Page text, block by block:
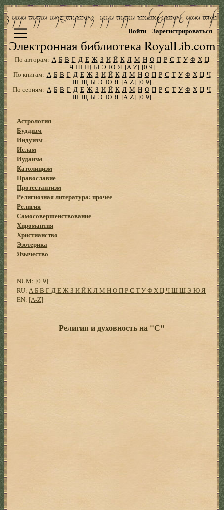
Электронная библиотека RoyalLib.com
Войти Зарегистрироваться
По авторам: А Б В Г Д Е Ж З И Й К Л М Н О П Р С Т У Ф Х Ц
Ч Ш Щ Ы Э Ю Я [A-Z] [0-9]
По книгам: А Б В Г Д Е Ж З И Й К Л М Н О П Р С Т У Ф Х Ц Ч
Ш Щ Ы Э Ю Я [A-Z] [0-9]
По сериям: А Б В Г Д Е Ж З И Й К Л М Н О П Р С Т У Ф Х Ц Ч
Ш Щ Ы Э Ю Я [A-Z] [0-9]
Астрология
Буддизм
Индуизм
Ислам
Иудаизм
Католицизм
Православие
Протестантизм
Религиозная литература: прочее
Религия
Самосовершенствование
Хиромантия
Христианство
Эзотерика
Язычество
NUM: [0-9]
RU:АБВГДЕЖЗИЙКЛМНОПРСТУФХЦЧШЩЭЮЯ
EN: [A-Z]
Религия и духовность на "С"